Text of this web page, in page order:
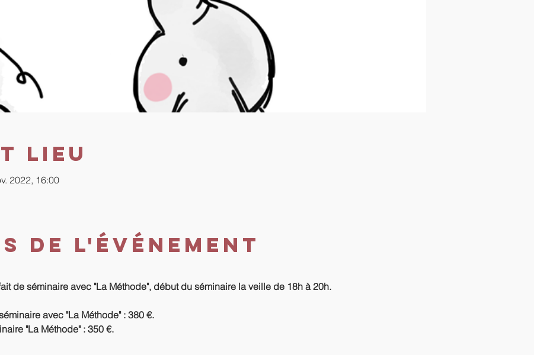
lieu
2022, 16:00
de l'événement
de séminaire avec "La Méthode", début du séminaire la veille de 18h à 20h.
avec "La Méthode" : 380 €.
"La Méthode" : 350 €.